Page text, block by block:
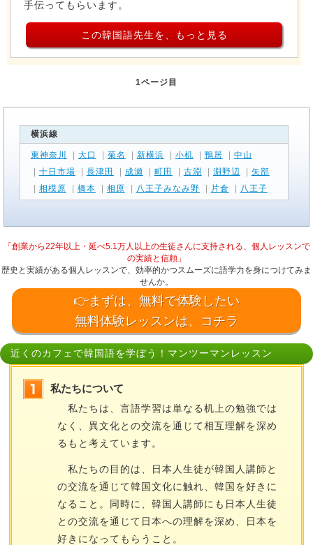
手伝ってもらいます。
この韓国語先生を、もっと見る
1ページ目
横浜線
東神奈川 | 大口 | 菊名 | 新横浜 | 小机 | 鴨居 | 中山
| 十日市場 | 長津田 | 成瀬 | 町田 | 古淵 | 淵野辺 | 矢部
| 相模原 | 橋本 | 相原 | 八王子みなみ野 | 片倉 | 八王子
「創業から22年以上・延べ5.1万人以上の生徒さんに支持される、個人レッスンで
の実績と信頼」
歴史と実績がある個人レッスンで、効率的かつスムーズに語学力を身につけてみま
せんか。
👉まずは、無料で体験したい
無料体験レッスンは、コチラ
近くのカフェで韓国語を学ぼう！マンツーマンレッスン
私たちについて
私たちは、言語学習は単なる机上の勉強では
なく、異文化との交流を通じて相互理解を深め
るもと考えています。
私たちの目的は、日本人生徒が韓国人講師と
の交流を通じて韓国文化に触れ、韓国を好きに
なること。同時に、韓国人講師にも日本人生徒
との交流を通じて日本への理解を深め、日本を
好きになってもらうこと。